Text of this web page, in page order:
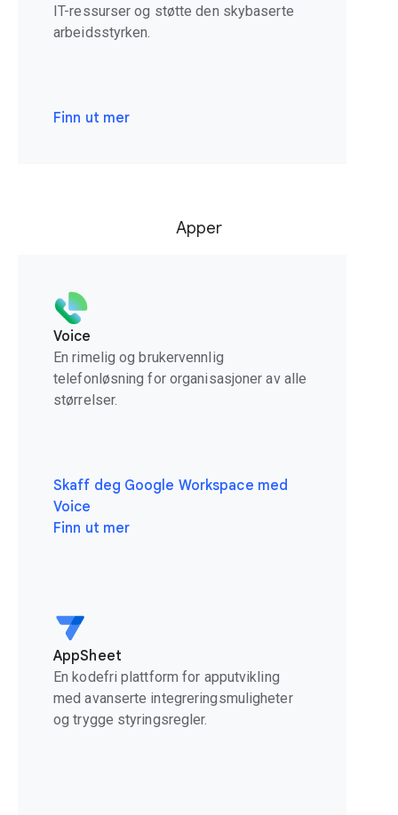
IT-ressurser og støtte den skybaserte
arbeidsstyrken.
Finn ut mer
Apper
Voice
En rimelig og brukervennlig
telefonløsning for organisasjoner av alle
størrelser.
Skaff deg Google Workspace med
Voice
Finn ut mer
AppSheet
En kodefri plattform for apputvikling
med avanserte integreringsmuligheter
og trygge styringsregler.